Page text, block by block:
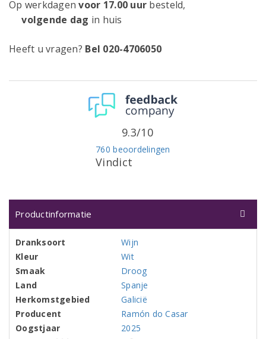
Op werkdagenvoor 17.00 uur besteld,
volgende dag in huis
Heeft u vragen? Bel 020-4706050
Vindict
760 beoordelingen
9.3/10
Productinformatie
Dranksoort
Wijn
Kleur
Wit
Smaak
Droog
Land
Spanje
Herkomstgebied
Galicië
Producent
Ramón do Casar
Oogstjaar
2025